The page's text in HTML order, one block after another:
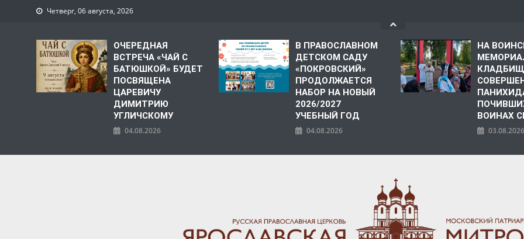
Четверг, 06 августа, 2026
ОЧЕРЕДНАЯ
ВСТРЕЧА «ЧАЙ С
БАТЮШКОЙ» БУДЕТ
ПОСВЯЩЕНА
ЦАРЕВИЧУ
ДИМИТРИЮ
УГЛИЧСКОМУ
04.08.2026
В ПРАВОСЛАВНОМ
ДЕТСКОМ САДУ
«ПОКРОВСКИЙ»
ПРОДОЛЖАЕТСЯ
НАБОР НА НОВЫЙ
2026/2027
УЧЕБНЫЙ ГОД
04.08.2026
НА
ВОИНАХ